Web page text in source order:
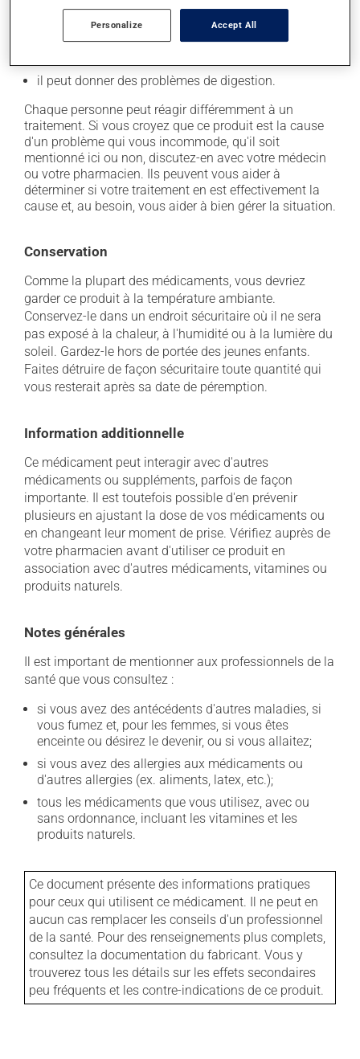
il peut causer des nausées ou, rarement, des
il peut donner des problèmes de digestion.
Chaque personne peut réagir différemment à un
traitement. Si vous croyez que ce produit est la cause
d'un problème qui vous incommode, qu'il soit
mentionné ici ou non, discutez-en avec votre médecin
ou votre pharmacien. Ils peuvent vous aider à
déterminer si votre traitement en est effectivement la
cause et, au besoin, vous aider à bien gérer la situation.
Conservation
Comme la plupart des médicaments, vous devriez
garder ce produit à la température ambiante.
Conservez-le dans un endroit sécuritaire où il ne sera
pas exposé à la chaleur, à l'humidité ou à la lumière du
soleil. Gardez-le hors de portée des jeunes enfants.
Faites détruire de façon sécuritaire toute quantité qui
vous resterait après sa date de péremption.
Information additionnelle
Ce médicament peut interagir avec d'autres
médicaments ou suppléments, parfois de façon
importante. Il est toutefois possible d'en prévenir
plusieurs en ajustant la dose de vos médicaments ou
en changeant leur moment de prise. Vérifiez auprès de
votre pharmacien avant d'utiliser ce produit en
association avec d'autres médicaments, vitamines ou
produits naturels.
Notes générales
Il est important de mentionner aux professionnels de la
santé que vous consultez :
si vous avez des antécédents d'autres maladies, si
vous fumez et, pour les femmes, si vous êtes
enceinte ou désirez le devenir, ou si vous allaitez;
si vous avez des allergies aux médicaments ou
d'autres allergies (ex. aliments, latex, etc.);
tous les médicaments que vous utilisez, avec ou
sans ordonnance, incluant les vitamines et les
produits naturels.
Ce document présente des informations pratiques
pour ceux qui utilisent ce médicament. Il ne peut en
aucun cas remplacer les conseils d'un professionnel
de la santé. Pour des renseignements plus complets,
consultez la documentation du fabricant. Vous y
trouverez tous les détails sur les effets secondaires
peu fréquents et les contre-indications de ce produit.
Personalize Accept All